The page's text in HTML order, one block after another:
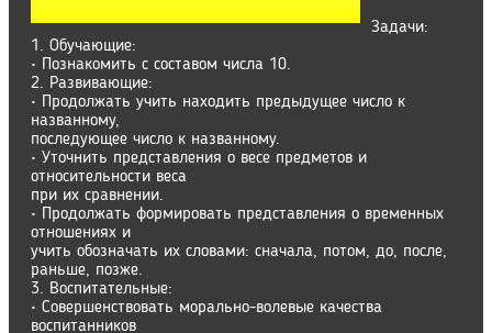
Задачи:
1. Обучающие:
• Познакомить с составом числа 10.
2. Развивающие:
• Продолжать учить находить предыдущее число к
названному,
последующее число к названному.
• Уточнить представления о весе предметов и
относительности веса
при их сравнении.
• Продолжать формировать представления о временных
отношениях и
учить обозначать их словами: сначала, потом, до, после,
раньше, позже.
3. Воспитательные:
• Совершенствовать морально-волевые качества
воспитанников